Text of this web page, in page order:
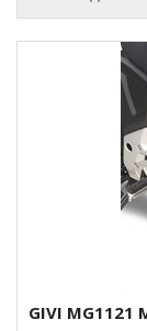
GIVI MG1121